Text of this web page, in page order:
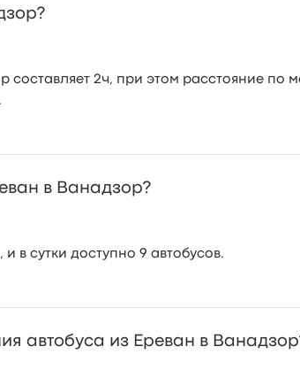
2ч, при этом расстояние по
.
в Ванадзор?
в сутки доступно 9 автобусов.
автобуса из Ереван в